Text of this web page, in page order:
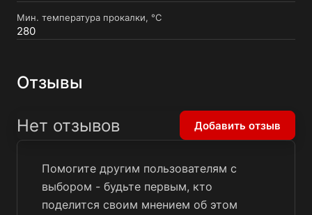
Мин. температура прокалки, °C
280
Отзывы
Помогите другим пользователям с
выбором - будьте первым, кто
поделится своим мнением об этом
Нет отзывов Добавить отзыв